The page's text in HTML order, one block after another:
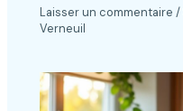
Laisser un commentaire /
Verneuil